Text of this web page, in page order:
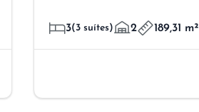
3(3 suítes) 2 189,31 m²